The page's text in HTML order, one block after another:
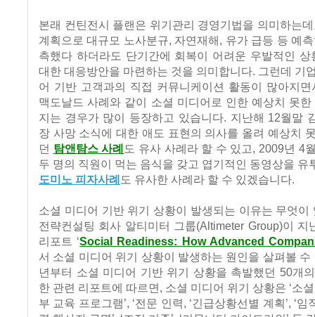
본래 컨틴전시 플랜은 위기관리 경영기법을 의미하는
계획으로 대규모 노사분규, 자연재해, 유가 급등 등 예
측했다 하더라도 단기간에 회복이 어려운 우발적인
대한 대응방안을 마련하는 것을 의미합니다. 그런데 기
어 기반 고객과의 직접 커뮤니케이션 활동이 많아지
맥도날드 사례와 같이 소셜 미디어로 인한 예상치 못
지는 경우가 많이 등장하고 있습니다. 지난해 12월말
장 사망 소식에 대한 애도 표현의 의사를 올려 예상치
던 탐앤탐스 사례 도 유사 사례라 할 수 있고, 2009년 4
두 명의 직원이 먹는 음식을 갖고 엽기적인 동영상을 유
도미노 피자사례 도 유사한 사례라 할 수 있겠습니다.
소셜 미디어 기반 위기 상황이 발생되는 이유는 무엇이
전략컨설팅 회사 알티미터 그룹(Altimeter Group)이 지
리포트 ‘Social Readiness: How Advanced
서 소셜 미디어 위기 상황이 발생하는 원인을 살펴볼 수
년부터 소셜 미디어 기반 위기 상황을 촉발했던 50개
한 관련 리포트에 따르면, 소셜 미디어 위기 상황은 ‘소
부 교육 프로그램’, ‘전문 인력, ‘긴급상황선별 계획’, ‘임